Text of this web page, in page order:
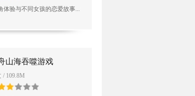
体验与不同女孩的恋爱故事...
山海吞噬游戏
/ 109.8M